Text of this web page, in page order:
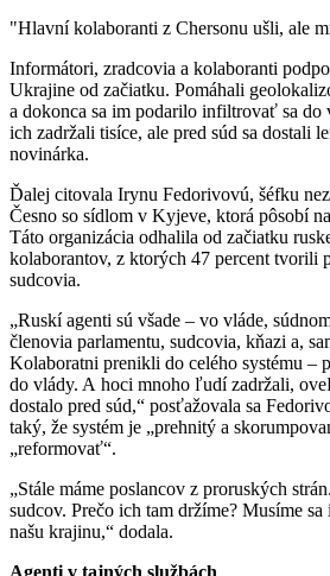
"Hlavní kolaboranti z Chersonu ušli, ale
Informátori, zradcovia a kolaboranti
Ukrajine od začiatku. Pomáhali
a dokonca sa im podarilo infiltrovať sa do
ich zadržali tisíce, ale pred súd sa dostali
novinárka.
Ďalej citovala Irynu Fedorivovú, šéfku
Česno so sídlom v Kyjeve, ktorá pôsobí
Táto organizácia odhalila od začiatku
kolaborantov, z ktorých 47 percent tvorili
sudcovia.
„Ruskí agenti sú všade – vo vláde,
členovia parlamentu, sudcovia, kňazi a,
Kolaboratni prenikli do celého systému –
do vlády. A hoci mnoho ľudí zadržali,
dostalo pred súd,“ posťažovala sa
taký, že systém je „prehnitý a
„reformovať“.
„Stále máme poslancov z proruských
sudcov. Prečo ich tam držíme? Musíme
našu krajinu,“ dodala.